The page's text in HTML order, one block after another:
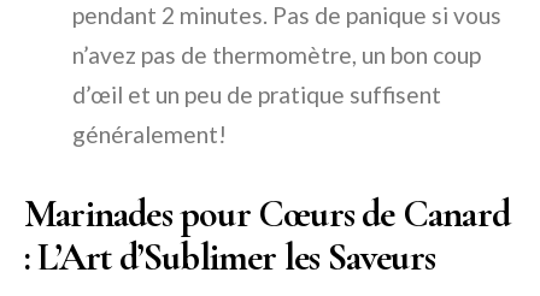
pendant 2 minutes. Pas de panique si vous
n’avez pas de thermomètre, un bon coup
d’œil et un peu de pratique suffisent
généralement!
Marinades pour Cœurs de Canard
: L’Art d’Sublimer les Saveurs